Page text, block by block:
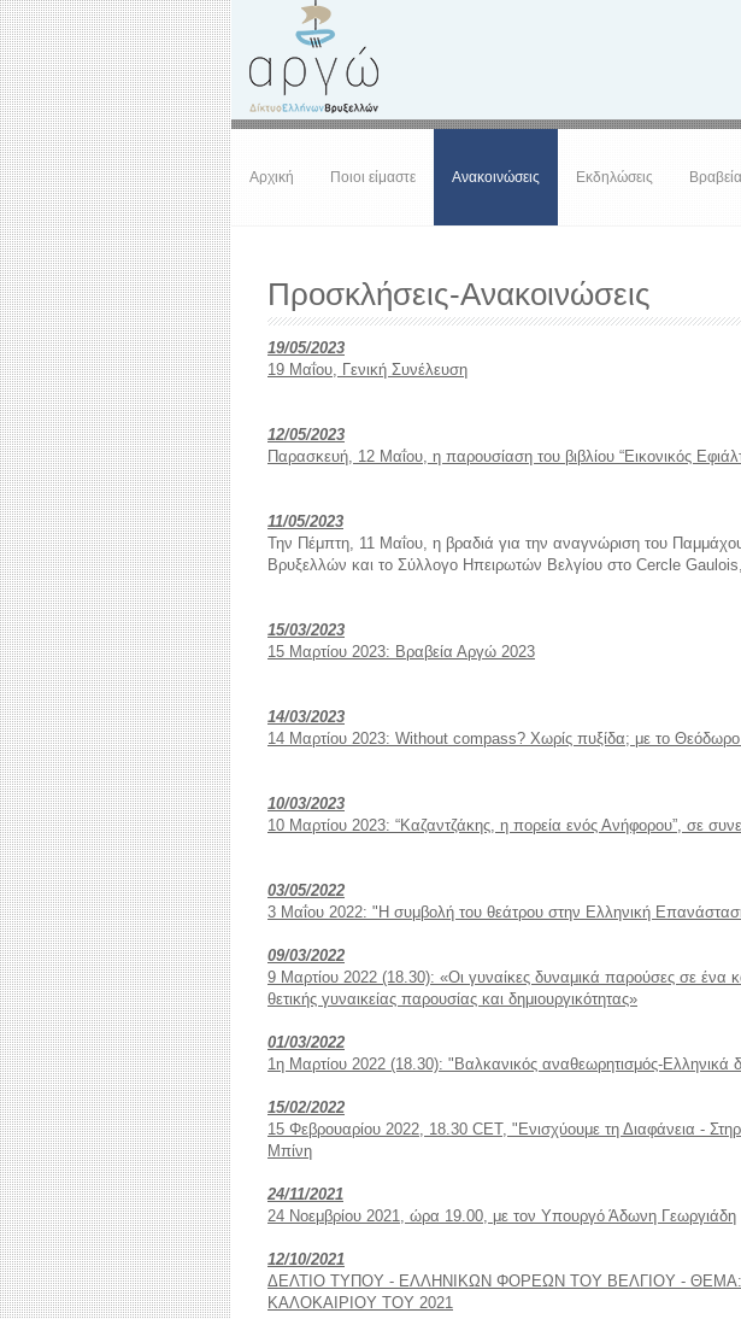
Αρχική Ποιοι είμαστε Ανακοινώσεις Εκδηλώσεις
Προσκλήσεις-Ανακοινώσεις
19/05/2023
19 Μαΐου, Γενική Συνέλευση
12/05/2023
Παρασκευή, 12 Μαΐου, η παρουσίαση του βιβλίου “Εικονικός
11/05/2023
Την Πέμπτη, 11 Μαΐου, η βραδιά για την αναγνώριση του
Βρυξελλών και το Σύλλογο Ηπειρωτών Βελγίου στο Cercle
15/03/2023
15 Μαρτίου 2023: Βραβεία Αργώ 2023
14/03/2023
14 Μαρτίου 2023: Without compass? Χωρίς πυξίδα; με το
10/03/2023
10 Μαρτίου 2023: “Καζαντζάκης, η πορεία ενός Ανήφορου”, σε
03/05/2022
3 Μαΐου 2022: "Η συμβολή του θεάτρου στην Ελληνική
09/03/2022
9 Μαρτίου 2022 (18.30): «Οι γυναίκες δυναμικά παρούσες σε
θετικής γυναικείας παρουσίας και δημιουργικότητας»
01/03/2022
1η Μαρτίου 2022 (18.30): "Βαλκανικός αναθεωρητισμός-Ελληνικά
15/02/2022
15 Φεβρουαρίου 2022, 18.30 CET, "Ενισχύουμε τη Διαφάνεια -
Μπίνη
24/11/2021
24 Νοεμβρίου 2021, ώρα 19.00, με τον Υπουργό Άδωνη Γεωργιάδη
12/10/2021
ΔΕΛΤΙΟ ΤΥΠΟΥ - ΕΛΛΗΝΙΚΩΝ ΦΟΡΕΩΝ ΤΟΥ ΒΕΛΓΙΟΥ -
ΚΑΛΟΚΑΙΡΙΟΥ ΤΟΥ 2021